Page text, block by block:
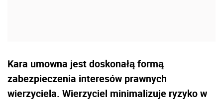
Kara umowna jest doskonałą formą
zabezpieczenia interesów prawnych
wierzyciela. Wierzyciel minimalizuje ryzyko w